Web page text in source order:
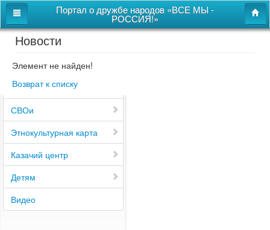
Портал о дружбе народов «ВСЕ МЫ -
РОССИЯ!»
Главная
Дом дружбы народов
Новости
СВОи
Этнокультурная карта
Казачий центр
Детям
Видео
Новости
Элемент не найден!
Возврат к списку